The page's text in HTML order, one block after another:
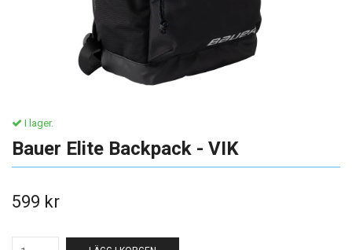
I lager.
Bauer Elite Backpack - VIK
599 kr